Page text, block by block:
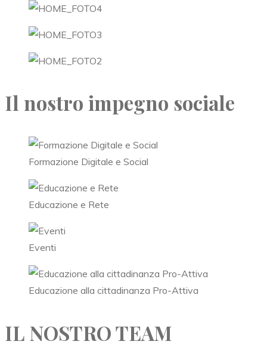
Il nostro impegno sociale
Formazione Digitale e Social
Educazione e Rete
Eventi
Educazione alla cittadinanza Pro-Attiva
IL NOSTRO TEAM